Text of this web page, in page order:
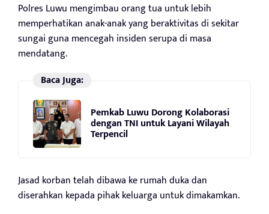
Polres Luwu mengimbau orang tua untuk lebih
memperhatikan anak-anak yang beraktivitas di sekitar
sungai guna mencegah insiden serupa di masa
mendatang.
Baca Juga:
Pemkab Luwu Dorong Kolaborasi
dengan TNI untuk Layani Wilayah
Terpencil
Jasad korban telah dibawa ke rumah duka dan
diserahkan kepada pihak keluarga untuk dimakamkan.